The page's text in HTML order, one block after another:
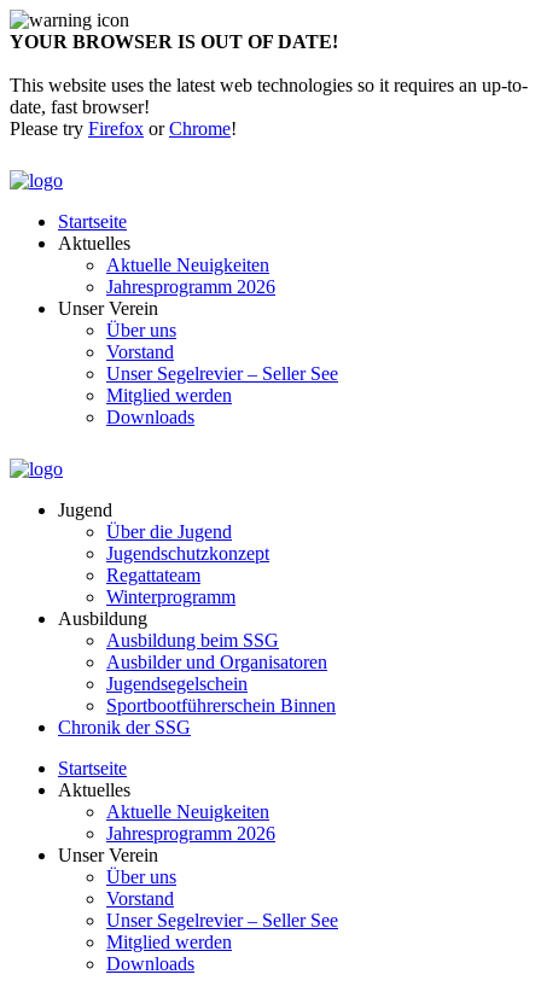
YOUR BROWSER IS OUT OF DATE!
This website uses the latest web technologies so it requires an up-to-
date, fast browser!
Please try Firefox orChrome!
Startseite
Aktuelles
Aktuelle Neuigkeiten
Jahresprogramm 2026
Unser Verein
Über uns
Vorstand
Unser Segelrevier – Seller See
Mitglied werden
Downloads
Jugend
Über die Jugend
Jugendschutzkonzept
Regattateam
Winterprogramm
Ausbildung
Ausbildung beim SSG
Ausbilder und Organisatoren
Jugendsegelschein
Sportbootführerschein Binnen
Chronik der SSG
Startseite
Aktuelles
Aktuelle Neuigkeiten
Jahresprogramm 2026
Unser Verein
Über uns
Vorstand
Unser Segelrevier – Seller See
Mitglied werden
Downloads